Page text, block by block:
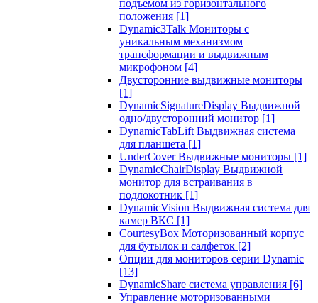
подъемом из горизонтального
положения [1]
Dynamic3Talk Мониторы с
уникальным механизмом
трансформации и выдвижным
микрофоном [4]
Двусторонние выдвижные мониторы
[1]
DynamicSignatureDisplay Выдвижной
одно/двусторонний монитор [1]
DynamicTabLift Выдвижная система
для планшета [1]
UnderCover Выдвижные мониторы [1]
DynamicChairDisplay Выдвижной
монитор для встраивания в
подлокотник [1]
DynamicVision Выдвижная система для
камер ВКС [1]
CourtesyBox Моторизованный корпус
для бутылок и салфеток [2]
Опции для мониторов серии Dynamic
[13]
DynamicShare система управления [6]
Управление моторизованными